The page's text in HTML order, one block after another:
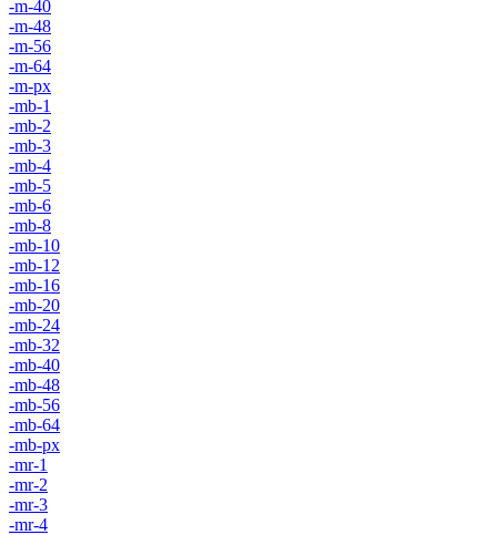
-m-40
-m-48
-m-56
-m-64
-m-px
-mb-1
-mb-2
-mb-3
-mb-4
-mb-5
-mb-6
-mb-8
-mb-10
-mb-12
-mb-16
-mb-20
-mb-24
-mb-32
-mb-40
-mb-48
-mb-56
-mb-64
-mb-px
-mr-1
-mr-2
-mr-3
-mr-4